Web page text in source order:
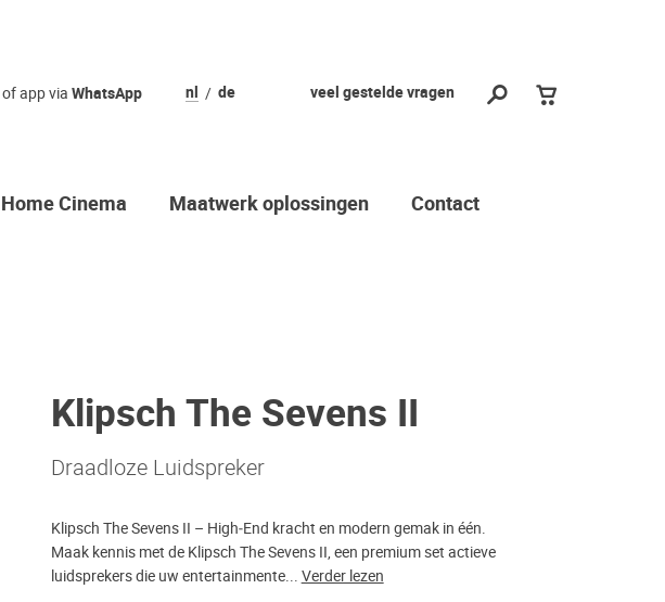
veel gestelde vragen
nl de
of app via WhatsApp
Home Cinema Maatwerk oplossingen Contact
Klipsch The Sevens II
Draadloze Luidspreker
Klipsch The Sevens II – High‑End kracht en modern gemak in één.
Maak kennis met de Klipsch The Sevens II, een premium set actieve
luidsprekers die uw entertainmente... Verder lezen